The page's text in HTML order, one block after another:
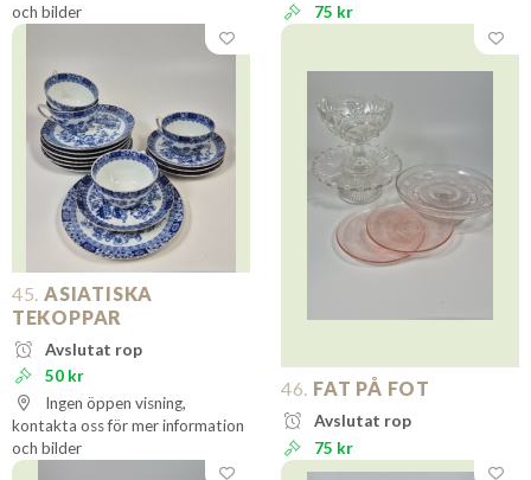
och bilder
75 kr
45. ASIATISKA
TEKOPPAR
Avslutat rop
50 kr
Ingen öppen visning,
kontakta oss för mer information
och bilder
46. FAT PÅ FOT
Avslutat rop
75 kr